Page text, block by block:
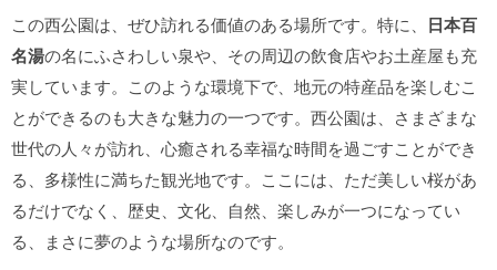
この西公園は、ぜひ訪れる価値のある場所です。特に、 日本百
名湯の名にふさわしい泉や、その周辺の飲食店やお土産屋も充
実しています。このような環境下で、地元の特産品を楽しむこ
とができるのも大きな魅力の一つです。西公園は、さまざまな
世代の人々が訪れ、心癒される幸福な時間を過ごすことができ
る、多様性に満ちた観光地です。ここには、ただ美しい桜があ
るだけでなく、歴史、文化、自然、楽しみが一つになってい
る、まさに夢のような場所なのです。